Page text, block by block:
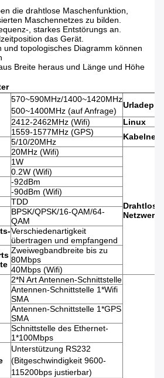
die drahtlose Maschenfunktion,
Maschennetzes zu bilden.
, starkes Entstörungs an.
das Gerät.
und topologisches Diagramm können
Breite heraus und Länge und Höhe
570~590MHz/1400~1420MHz
500~1400MHz (auf Anfrage)
2412-2462MHz (Wifi)
Linux
1559-1577MHz (GPS)
Kabelnetz
5/10/20MHz
20MHz (Wifi)
Netzwerk
1W
0.2W (Wifi)
-92dBm
-90dBm (Wifi)
TDD
BPSK/QPSK/16-QAM/64-
QAM
Verschiedenartigkeit
übertragen und empfangend
Zweiwegbandbreite bis zu
80Mbps
40Mbps (Wifi)
2*N Art Antennen-Schnittstelle
Antennen-Schnittstelle 1*Wifi
SMA
Antennen-Schnittstelle 1*GPS
SMA
Schnittstelle des Ethernet-
1*100Mbps
Unterstützung RS232
(Bitgeschwindigkeit 9600-
115200bps justierbar)